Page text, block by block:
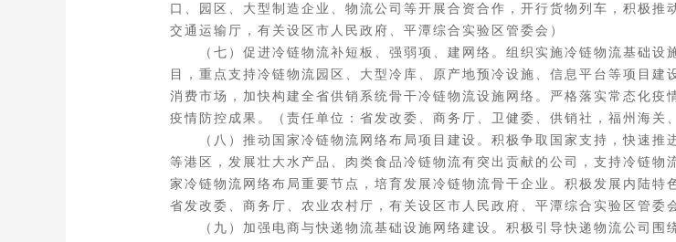
口、园区、大型制造企业、物流公司等开展合资合作，开行货物列车，积极
交通运输厅，有关设区市人民政府、平潭综合实验区管委会）
（七）促进冷链物流补短板、强弱项、建网络。组织实施冷链物流基础设
目，重点支持冷链物流园区、大型冷库、原产地预冷设施、信息平台等项目
消费市场，加快构建全省供销系统骨干冷链物流设施网络。严格落实常态化
疫情防控成果。（责任单位：省发改委、商务厅、卫健委、供销社，福州海关
（八）推动国家冷链物流网络布局项目建设。积极争取国家支持，快速推
等港区，发展壮大水产品、肉类食品冷链物流有突出贡献的公司，支持冷链
家冷链物流网络布局重要节点，培育发展冷链物流骨干企业。积极发展内陆特
省发改委、商务厅、农业农村厅，有关设区市人民政府、平潭综合实验区管委
（九）加强电商与快递物流基础设施网络建设。积极引导快递物流公司围